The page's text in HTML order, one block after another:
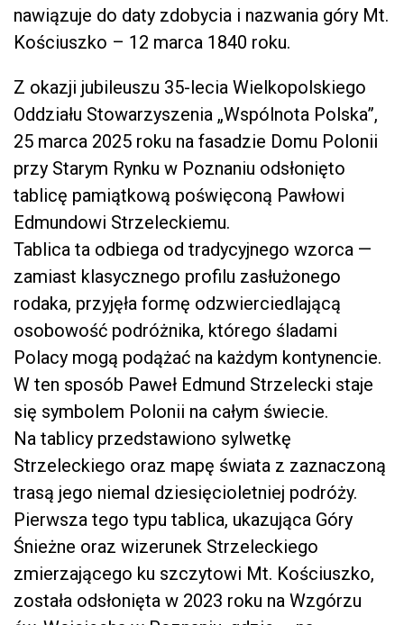
nawiązuje do daty zdobycia i nazwania góry Mt.
Kościuszko – 12 marca 1840 roku.
Z okazji jubileuszu 35-lecia Wielkopolskiego
Oddziału Stowarzyszenia „Wspólnota Polska”,
25 marca 2025 roku na fasadzie Domu Polonii
przy Starym Rynku w Poznaniu odsłonięto
tablicę pamiątkową poświęconą Pawłowi
Edmundowi Strzeleckiemu.
Tablica ta odbiega od tradycyjnego wzorca —
zamiast klasycznego profilu zasłużonego
rodaka, przyjęła formę odzwierciedlającą
osobowość podróżnika, którego śladami
Polacy mogą podążać na każdym kontynencie.
W ten sposób Paweł Edmund Strzelecki staje
się symbolem Polonii na całym świecie.
Na tablicy przedstawiono sylwetkę
Strzeleckiego oraz mapę świata z zaznaczoną
trasą jego niemal dziesięcioletniej podróży.
Pierwsza tego typu tablica, ukazująca Góry
Śnieżne oraz wizerunek Strzeleckiego
zmierzającego ku szczytowi Mt. Kościuszko,
została odsłonięta w 2023 roku na Wzgórzu